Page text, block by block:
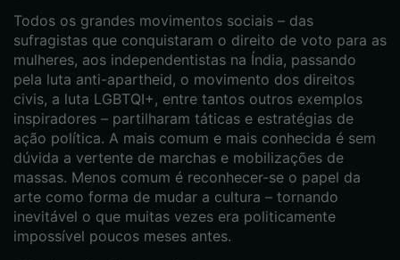
Todos os grandes movimentos sociais – das
sufragistas que conquistaram o direito de voto para as
mulheres, aos independentistas na Índia, passando
pela luta anti-apartheid, o movimento dos direitos
civis, a luta LGBTQI+, entre tantos outros exemplos
inspiradores – partilharam táticas e estratégias de
ação política. A mais comum e mais conhecida é sem
dúvida a vertente de marchas e mobilizações de
massas. Menos comum é reconhecer-se o papel da
arte como forma de mudar a cultura – tornando
inevitável o que muitas vezes era politicamente
impossível poucos meses antes.